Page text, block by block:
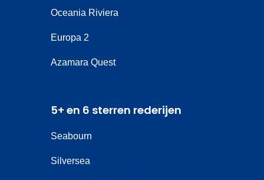
Oceania Riviera
Europa 2
Azamara Quest
5+ en 6 sterren rederijen
Seabourn
Silversea